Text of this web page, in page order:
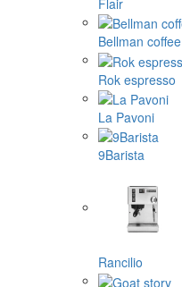
Bellman coffee
Rok espresso
La Pavoni
9Barista
Rancilio